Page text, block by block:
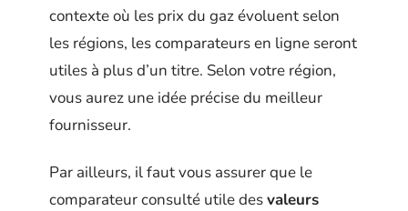
contexte où les prix du gaz évoluent selon
les régions, les comparateurs en ligne seront
utiles à plus d’un titre. Selon votre région,
vous aurez une idée précise du meilleur
fournisseur.
Par ailleurs, il faut vous assurer que le
comparateur consulté utile desvaleurs